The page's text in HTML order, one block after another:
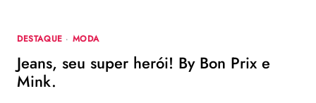
DESTAQUE · MODA
Jeans, seu super herói! By Bon Prix e
Mink.